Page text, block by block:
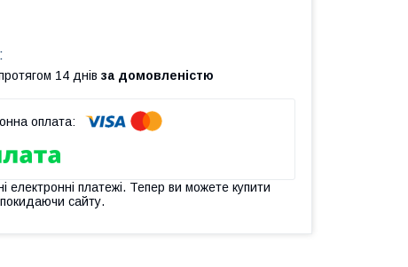
14 днів за домовленістю
електронні платежі. Тепер ви можете купити
сайту.